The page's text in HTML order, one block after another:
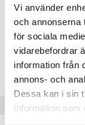
Vi använder
och annonserna
för sociala
vidarebefordrar
information från
annons- och
Dessa kan i sin
information som
Extract, Ceramide
Limonene, Linalool.
Artikelnr.
CTE19-U0-400-XX-